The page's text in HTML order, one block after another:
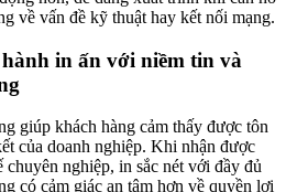
về vấn đề kỹ thuật hay kết nối mạng.
in ấn với niềm tin và
giúp khách hàng cảm thấy được tôn
của doanh nghiệp. Khi nhận được
nghiệp, in sắc nét với đầy đủ
có cảm giác an tâm hơn về quyền lợi